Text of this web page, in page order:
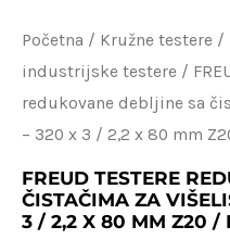
Početna / Kružne testere /
industrijske testere /
redukovane debljine sa
– 320 x 3 / 2,2 x 80 mm
FREUD TESTERE
ČISTAČIMA ZA
3 / 2,2 X 80 MM Z20 /
FREUD
Testere
redukovane
debljine
sa
čistačima